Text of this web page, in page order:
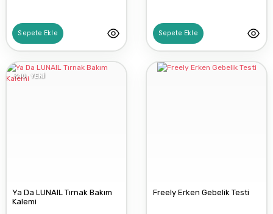
Sepete Ekle Sepete Ekle
%10 YENİ
Ya Da LUNAIL Tırnak Bakım
Kalemi
Freely Erken Gebelik Testi